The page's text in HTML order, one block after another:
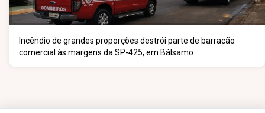
Incêndio de grandes proporções destrói parte de barracão
comercial às margens da SP-425, em Bálsamo